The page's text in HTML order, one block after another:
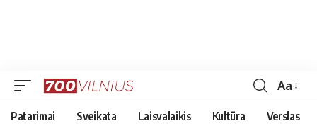
Font
Resizer
Aa
Patarimai Sveikata Laisvalaikis Kultūra Verslas